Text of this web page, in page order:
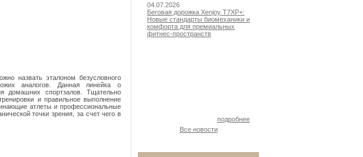
назвать эталоном безусловного
аналогов. Данная линейка о
домашних спортзалов. Тщательно
и правильное выполнение
атлеты и профессиональные
точки зрения, за счет чего в
04.07.2026
Беговая дорожка Xenjoy T7XP+:
Новые стандарты биомеханики и
комфорта для премиальных
фитнес-пространств
подробнее
Все новости